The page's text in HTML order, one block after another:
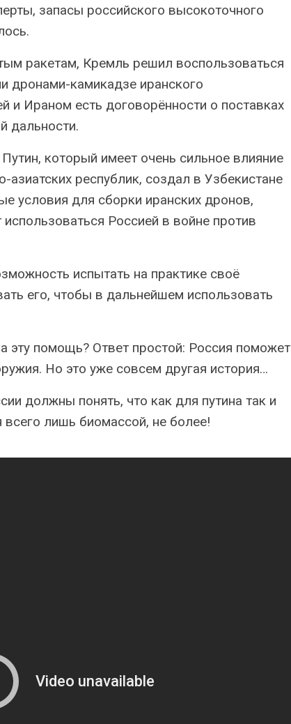
запасы российского высокоточного
ракетам, Кремль решил воспользоваться
дронами-камикадзе иранского
и Ираном есть договорённости о поставках
дальности.
который имеет очень сильное влияние
азиатских республик, создал в Узбекистане
условия для сборки иранских дронов,
Россией в войне против
испытать на практике своё
его, чтобы в дальнейшем использовать
эту помощь? Ответ простой: Россия поможет
Но это уже совсем другая история…
должны понять, что как для путина так и
лишь биомассой, не более!